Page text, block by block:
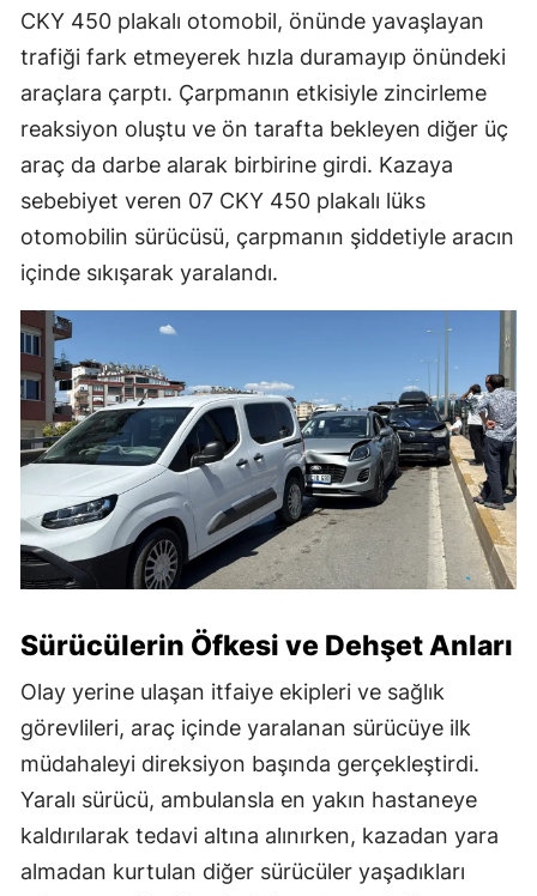
CKY 450 plakalı otomobil, önünde yavaşlayan
trafiği fark etmeyerek hızla duramayıp önündeki
araçlara çarptı. Çarpmanın etkisiyle zincirleme
reaksiyon oluştu ve ön tarafta bekleyen diğer üç
araç da darbe alarak birbirine girdi. Kazaya
sebebiyet veren 07 CKY 450 plakalı lüks
otomobilin sürücüsü, çarpmanın şiddetiyle aracın
içinde sıkışarak yaralandı.
Sürücülerin Öfkesi ve Dehşet Anları
Olay yerine ulaşan itfaiye ekipleri ve sağlık
görevlileri, araç içinde yaralanan sürücüye ilk
müdahaleyi direksiyon başında gerçekleştirdi.
Yaralı sürücü, ambulansla en yakın hastaneye
kaldırılarak tedavi altına alınırken, kazadan yara
almadan kurtulan diğer sürücüler yaşadıkları